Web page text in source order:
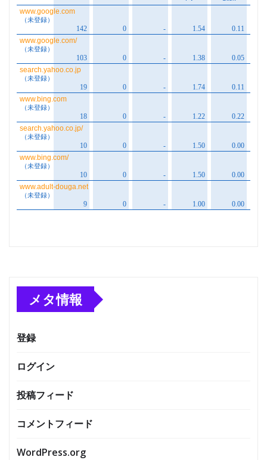
メタ情報
登録
ログイン
投稿フィード
コメントフィード
WordPress.org